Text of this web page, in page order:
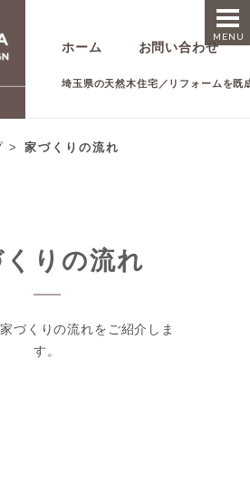
MENU
埼玉県の天然木住宅／リフォームを既
ホーム お問い合わせ
家づくりの流れ
りの流れ
づくりの流れをご紹介しま
す。